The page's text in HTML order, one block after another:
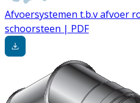
Afvoersystemen t.b.v afvoer
schoorsteen | PDF